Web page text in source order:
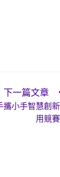
下一篇文章
攜小手智慧創
用競賽